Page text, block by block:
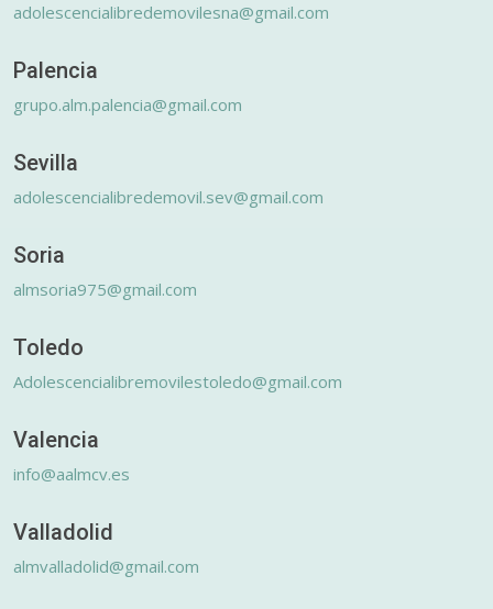
adolescencialibredemovilesna@gmail.com
Palencia
grupo.alm.palencia@gmail.com
Sevilla
adolescencialibredemovil.sev@gmail.com
Soria
almsoria975@gmail.com
Toledo
Adolescencialibremovilestoledo@gmail.com
Valencia
info@aalmcv.es
Valladolid
almvalladolid@gmail.com